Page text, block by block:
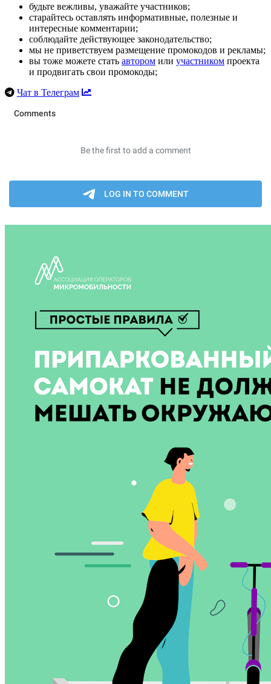
будьте вежливы, уважайте участников;
старайтесь оставлять информативные, полезные и
интересные комментарии;
соблюдайте действующее законодательство;
мы не приветствуем размещение промокодов и рекламы;
вы тоже можете стать автором или участником проекта
и продвигать свои промокоды;
Чат в Телеграм